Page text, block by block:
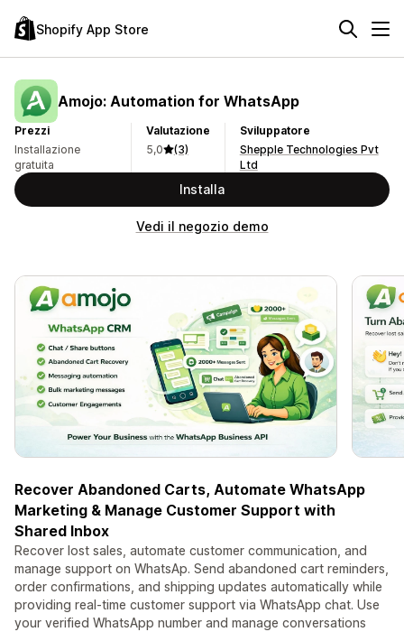
Shopify App Store
Amojo: Automation for WhatsApp
Prezzi
Installazione
gratuita
Valutazione
5,0
(3)
Sviluppatore
Shepple Technologies Pvt
Ltd
Installa
Vedi il negozio demo
Recover Abandoned Carts, Automate WhatsApp
Marketing & Manage Customer Support with
Shared Inbox
Recover lost sales, automate customer communication, and
manage support on WhatsAp. Send abandoned cart reminders,
order confirmations, and shipping updates automatically while
providing real-time customer support via WhatsApp chat. Use
your verified WhatsApp number and manage conversations